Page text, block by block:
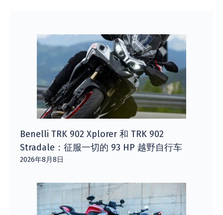
Benelli TRK 902 Xplorer 和 TRK 902
Stradale：征服一切的 93 HP 越野自行车
2026年8月8日